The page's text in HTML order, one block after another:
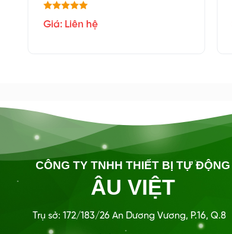
Giá: Liên hệ
CÔNG TY TNHH THIẾT BỊ TỰ ĐỘNG
ÂU VIỆT
Trụ sở: 172/183/26 An Dương Vương, P.16, Q.8